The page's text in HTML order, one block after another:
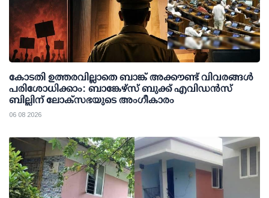
കോടതി ഉത്തരവില്ലാതെ ബാങ്ക് അക്കൗണ്ട് വിവരങ്ങള്‍
പരിശോധിക്കാം: ബാങ്കേഴ്സ് ബുക്ക് എവിഡന്‍സ്
ബില്ലിന് ലോക്സഭയുടെ അംഗീകാരം
06 08 2026